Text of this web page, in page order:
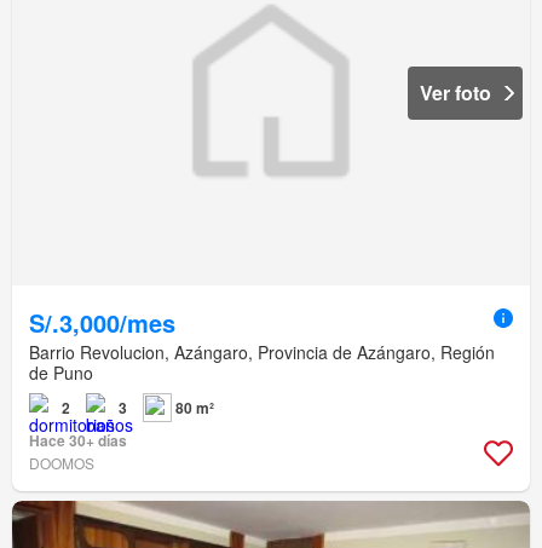
Ver foto
S/.3,000/mes
Barrio Revolucion, Azángaro, Provincia de Azángaro, Región
de Puno
2 3
80 m²
Hace 30+ días
DOOMOS